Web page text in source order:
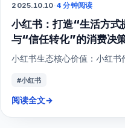
2025.10.10·4 分钟阅读
小红书：打造“生活方
与“信任转化”的消费决
小红书生态核心价值：小红书
#小红书
阅读全文→